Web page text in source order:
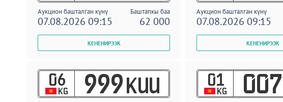
Аукцион башталган күнү Баштапкы баа
07.08.2026 09:15 62 000
Аукцион башталган күнү
07.08.2026 09:15
06
KG 999 KUU 01
KG 007